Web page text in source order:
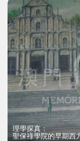
理學探真：
聖保祿學院的早期西